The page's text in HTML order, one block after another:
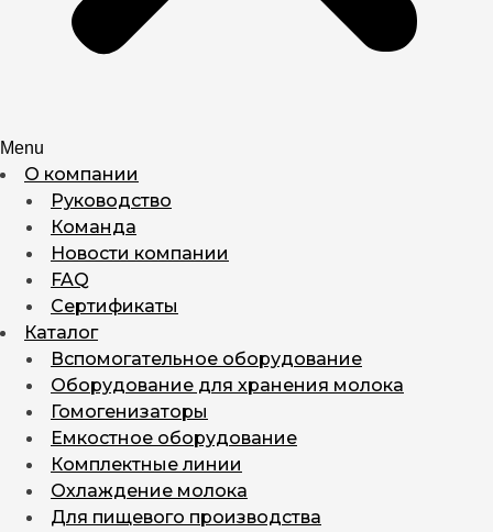
Menu
О компании
Руководство
Команда
Новости компании
FAQ
Сертификаты
Каталог
Вспомогательное оборудование
Оборудование для хранения молока
Гомогенизаторы
Емкостное оборудование
Комплектные линии
Охлаждение молока
Для пищевого производства